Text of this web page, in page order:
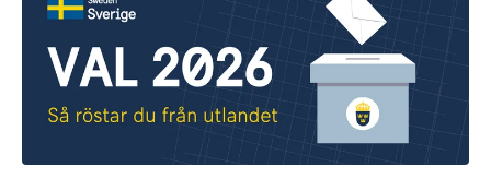
Det här kan vi hjälpa dig med:
Ge reseinformation och reseråd per land.
Ge råd om hur du kan lösa din situation
om du hamnar i en nödsituation
kan ansöka om asyl i Sverige rekommenderas i
allmänhet att kontakta närmaste UNHCR.